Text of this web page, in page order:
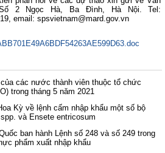
2 Ngọc Hà, Ba Đình, Hà Nội. Tel:
email:spsvietnam@mard.gov.vn
các nước thành viên thuộc tổ chức
trong tháng 5 năm 2021
Kỳ về lệnh cấm nhập khẩu một số bộ
và Ensete entricosum
ban hành Lệnh số 248 và số 249 trong
phẩm xuất nhập khẩu